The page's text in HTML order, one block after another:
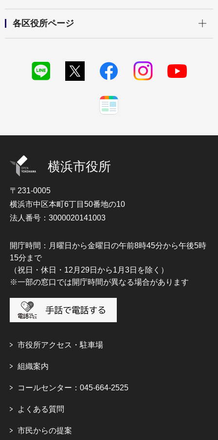
各区役所ページ
横浜市役所
〒231-0005
横浜市中区本町6丁目50番地の10
法人番号：3000020141003
開庁時間：月曜日から金曜日の午前8時45分から午後5時
15分まで
（祝日・休日・12月29日から1月3日を除く）
※一部の窓口では開庁時間が異なる場合があります
市役所アクセス・駐車場
組織案内
コールセンター：045-664-2525
よくある質問
市民からの提案